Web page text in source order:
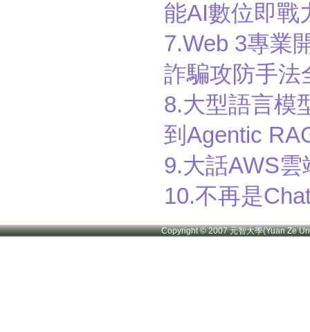
能AI數位即戰
7.Web 3專業
詐騙攻防手法
8.大型語言模
到Agentic
9.大話AWS
10.不再是
Copyright © 2007 元智大學(Yuan Ze